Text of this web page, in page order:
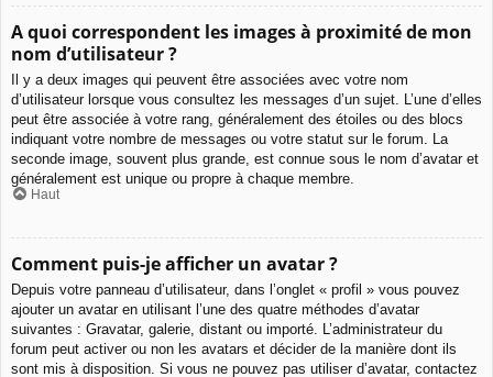
A quoi correspondent les images à proximité de mon
nom d’utilisateur ?
Il y a deux images qui peuvent être associées avec votre nom
d’utilisateur lorsque vous consultez les messages d’un sujet. L’une d’elles
peut être associée à votre rang, généralement des étoiles ou des blocs
indiquant votre nombre de messages ou votre statut sur le forum. La
seconde image, souvent plus grande, est connue sous le nom d’avatar et
généralement est unique ou propre à chaque membre.
Haut
Comment puis-je afficher un avatar ?
Depuis votre panneau d’utilisateur, dans l’onglet « profil » vous pouvez
ajouter un avatar en utilisant l’une des quatre méthodes d’avatar
suivantes : Gravatar, galerie, distant ou importé. L’administrateur du
forum peut activer ou non les avatars et décider de la manière dont ils
sont mis à disposition. Si vous ne pouvez pas utiliser d’avatar, contactez